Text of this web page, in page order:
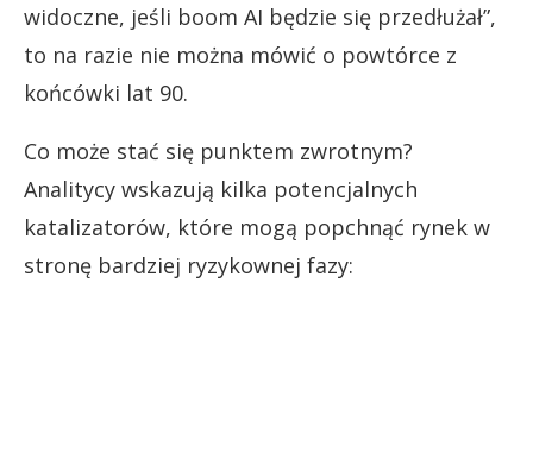
widoczne, jeśli boom AI będzie się przedłużał”,
to na razie nie można mówić o powtórce z
końcówki lat 90.
Co może stać się punktem zwrotnym?
Analitycy wskazują kilka potencjalnych
katalizatorów, które mogą popchnąć rynek w
stronę bardziej ryzykownej fazy: